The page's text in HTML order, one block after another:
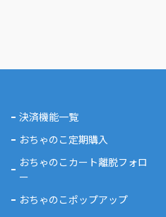
決済機能一覧
おちゃのこ定期購入
おちゃのこカート離脱フォロ
ー
おちゃのこポップアップ